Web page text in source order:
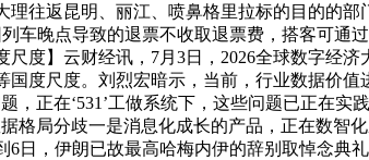
往返昆明、丽江、喷鼻格里拉标的目的的
晚点导致的退票不收取退票费，搭客可通
度】云财经讯，7月3日，2026全球数字经
度尺度。刘烈宏暗示，当前，行业数据价
正在‘531’工做系统下，这些问题已正在实
局分歧一是消息化成长的产品，正在数智
，伊朗已故最高哈梅内伊的辞别取悼念典